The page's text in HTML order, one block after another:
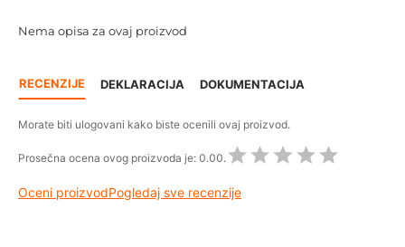
Nema opisa za ovaj proizvod
RECENZIJE DEKLARACIJA DOKUMENTACIJA
Morate biti ulogovani kako biste ocenili ovaj proizvod.
Prosečna ocena ovog proizvoda je: 0.00.
Oceni proizvodPogledaj sve recenzije